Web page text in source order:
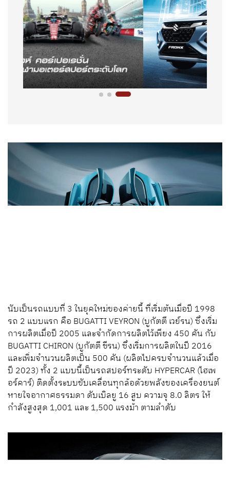
นับเป็นรถแบบที่ 3 ในยุคใหม่ของค่ายนี้ ที่เริ่มต้นเมื่อปี 1998
รถ 2 แบบแรก คือ BUGATTI VEYRON (บูกัตตี เวย์รน) ซึ่งเริ่ม
การผลิตเมื่อปี 2005 และจำกัดการผลิตไว้เพียง 450 คัน กับ
BUGATTI CHIRON (บูกัตตี ชีรน) ซึ่งเริ่มการผลิตในปี 2016
และเพิ่มจำนวนผลิตเป็น 500 คัน (ผลิตไปครบจำนวนแล้วเมื่อ
ปี 2023) ทั้ง 2 แบบนี้เป็นรถสปอร์ทระดับ HYPERCAR (ไฮเพ
อร์คาร์) ติดตั้งระบบขับเคลื่อนทุกล้อด้วยพลังของเครื่องยนต์
หายใจอากาศธรรมดา ดับเบิลยู 16 สูบ ความจุ 8.0 ลิตร ให้
กำลังสูงสุด 1,001 และ 1,500 แรงม้า ตามลำดับ